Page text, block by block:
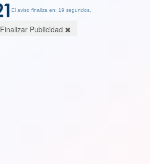
El aviso finaliza en: 19 segundos.
Finalizar Publicidad